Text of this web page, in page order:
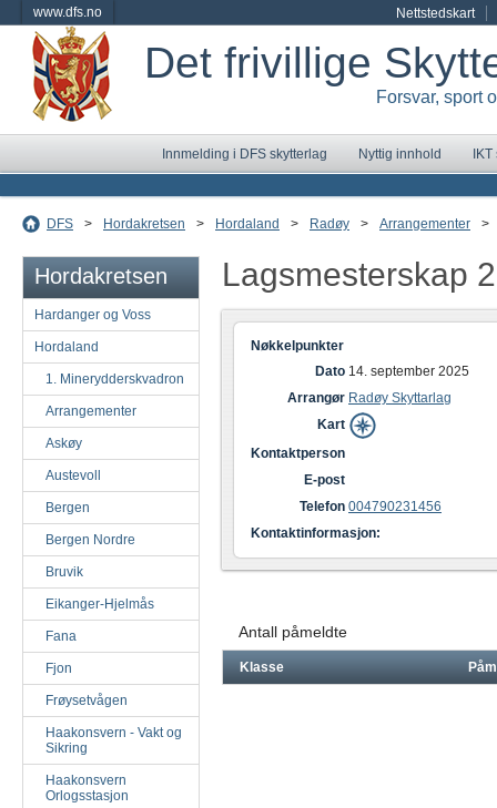
www.dfs.no Nettstedskart
Det frivillige
Forsvar, sport
Innmelding i DFS skytterlag Nyttig innhold
DFS > Hordakretsen > Hordaland > Radøy > Arrangementer >
Hordakretsen
Hardanger og Voss
Hordaland
1. Minerydderskvadron
Arrangementer
Askøy
Austevoll
Bergen
Bergen Nordre
Bruvik
Eikanger-Hjelmås
Fana
Fjon
Frøysetvågen
Haakonsvern - Vakt og
Sikring
Haakonsvern
Orlogsstasjon
Lagsmesterskap
Nøkkelpunkter
Dato 14. september 2025
Arrangør Radøy Skyttarlag
Kart
Kontaktperson
E-post
Telefon 004790231456
Kontaktinformasjon:
Antall påmeldte
Klasse